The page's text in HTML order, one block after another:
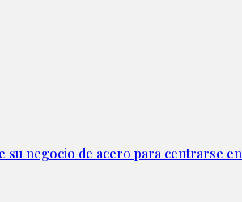
su negocio de acero para centrarse